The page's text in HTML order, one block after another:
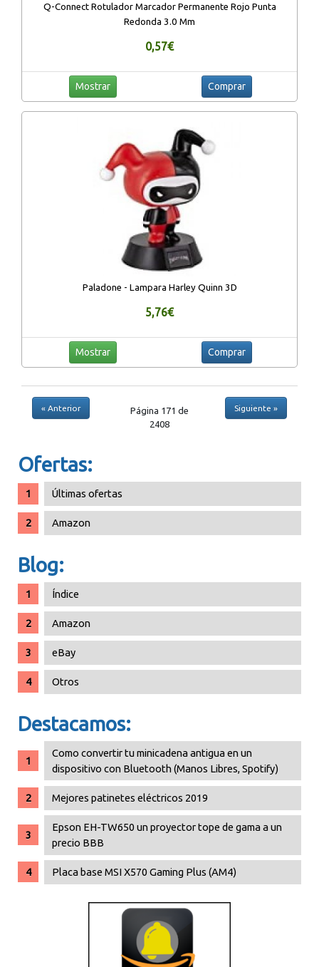
Q-Connect Rotulador Marcador Permanente Rojo Punta
Redonda 3.0 Mm
0,57€
Mostrar Comprar
Paladone - Lampara Harley Quinn 3D
5,76€
Mostrar Comprar
« Anterior
Página 171 de
2408
Siguiente »
Ofertas:
Últimas ofertas
Amazon
Blog:
Índice
Amazon
eBay
Otros
Destacamos:
Como convertir tu minicadena antigua en un
dispositivo con Bluetooth (Manos Libres, Spotify)
Mejores patinetes eléctricos 2019
Epson EH-TW650 un proyector tope de gama a un
precio BBB
Placa base MSI X570 Gaming Plus (AM4)